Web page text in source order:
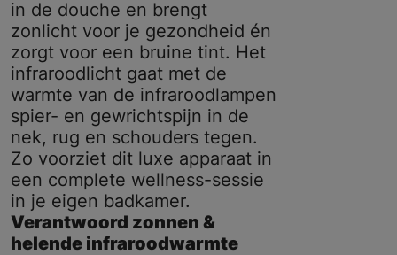
in de douche en brengt
zonlicht voor je gezondheid én
zorgt voor een bruine tint. Het
infraroodlicht gaat met de
warmte van de infraroodlampen
spier- en gewrichtspijn in de
nek, rug en schouders tegen.
Zo voorziet dit luxe apparaat in
een complete wellness-sessie
in je eigen badkamer.
Verantwoord zonnen &
helende infraroodwarmte